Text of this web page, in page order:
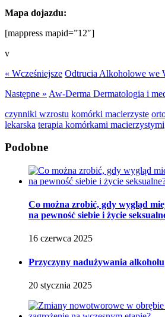
Mapa dojazdu:
[mappress mapid=”12″]
v
« Wcześniejsze Odtrucia Alkoholowe we
Następne » Aw-Derma Dermatologia i
czynniki wzrostu komórki macierzyste
lekarska terapia komórkami macierzystymi
Podobne
Co można zrobić, gdy wygląd
na pewność siebie i życie
16 czerwca 2025
Przyczyny nadużywania alkoholu
20 stycznia 2025